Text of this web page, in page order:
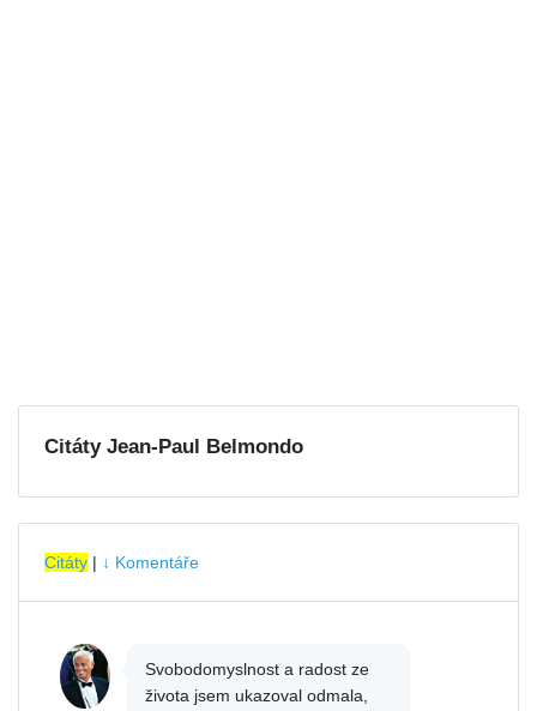
Citáty Jean-Paul Belmondo
Citáty | ↓ Komentáře
Svobodomyslnost a radost ze
života jsem ukazoval odmala,